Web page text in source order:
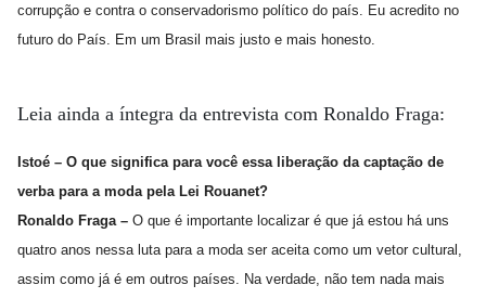
corrupção e contra o conservadorismo político do país. Eu acredito no
futuro do País. Em um Brasil mais justo e mais honesto.
Leia ainda a íntegra da entrevista com Ronaldo Fraga:
Istoé – O que significa para você essa liberação da captação de
verba para a moda pela Lei Rouanet?
Ronaldo Fraga – O que é importante localizar é que já estou há uns
quatro anos nessa luta para a moda ser aceita como um vetor cultural,
assim como já é em outros países. Na verdade, não tem nada mais